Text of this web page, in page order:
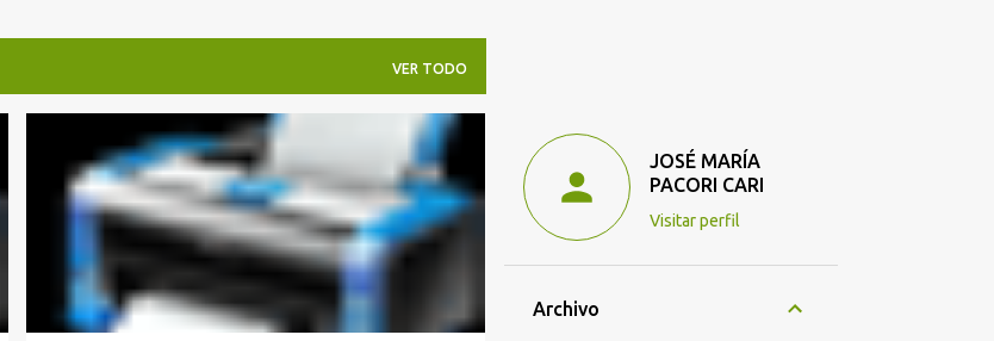
VER TODO
HUELGA
JOSÉ MARÍA
PACORI CARI
Visitar perfil
Archivo